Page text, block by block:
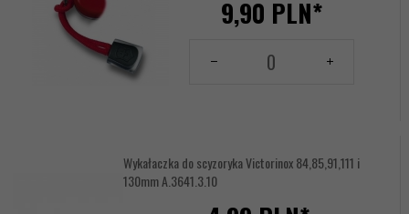
9,90 PLN*
Wykałaczka do scyzoryka Victorinox 84,85,91,111 i
130mm A.3641.3.10